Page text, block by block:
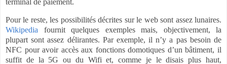
terminal de paiement.
Pour le reste, les possibilités décrites sur le web sont assez lunaires.
Wikipedia fournit quelques exemples mais, objectivement, la
plupart sont assez délirantes. Par exemple, il n’y a pas besoin de
NFC pour avoir accès aux fonctions domotiques d’un bâtiment, il
suffit de la 5G ou du Wifi et, comme je le disais plus haut,